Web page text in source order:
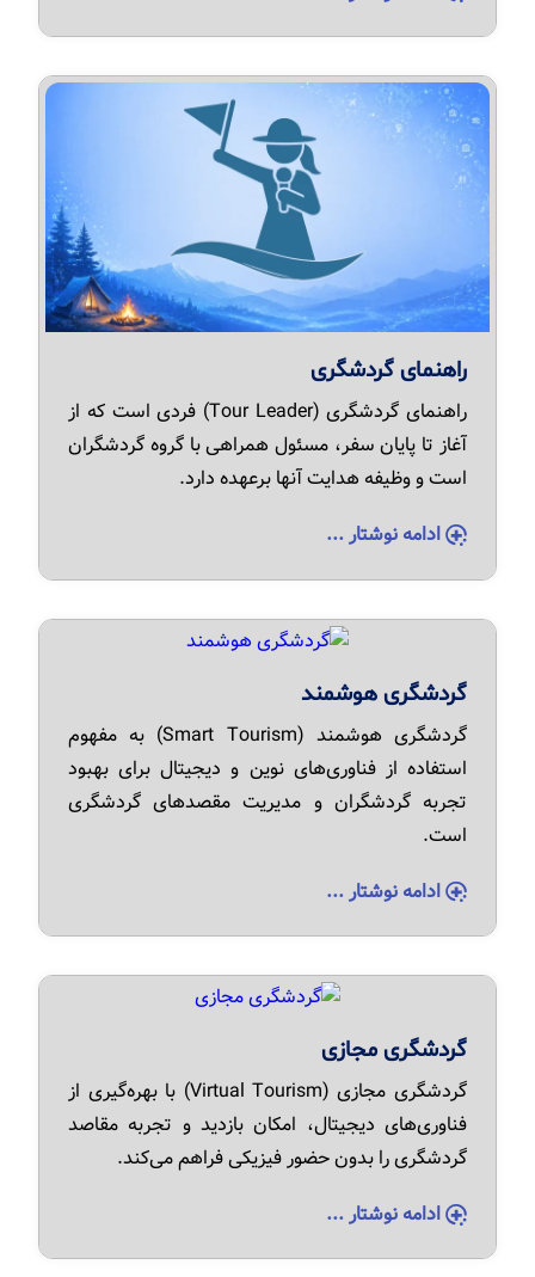
راهنمای گردشگری
راهنمای گردشگری (Tour Leader) فردی است که از
آغاز تا پایان سفر، مسئول همراهی با گروه گردشگران
است و وظیفه هدایت آنها برعهده دارد.
ادامه نوشتار ...
گردشگری هوشمند
گردشگری هوشمند (Smart Tourism) به مفهوم
استفاده از فناوری‌های نوین و دیجیتال برای بهبود
تجربه گردشگران و مدیریت مقصدهای گردشگری
است.
ادامه نوشتار ...
گردشگری مجازی
گردشگری مجازی (Virtual Tourism) با بهره‌گیری از
فناوری‌های دیجیتال، امکان بازدید و تجربه مقاصد
گردشگری را بدون حضور فیزیکی فراهم می‌کند.
ادامه نوشتار ...